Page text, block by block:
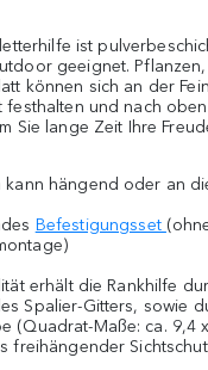
ist
geeignet. Pflanzen,
können sich an der
festhalten und nach
Sie lange Zeit Ihre
kann hängend oder an
Befestigungsset
erhält die Rankhilfe
Spalier-Gitters, sowie
(Quadrat-Maße: ca. 9,4
freihängender